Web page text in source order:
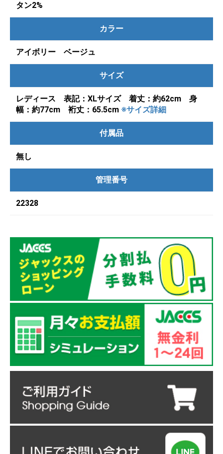
タン2%
カラー
アイボリー ベージュ
サイズ
レディース 表記：XLサイズ 着丈：約62cm 身
幅：約77cm 裄丈：65.5cm ※サイズ詳細
付属品
無し
管理番号
22328